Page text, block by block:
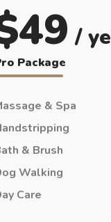
49 /
Package
& Spa
& Brush
Walking
Care